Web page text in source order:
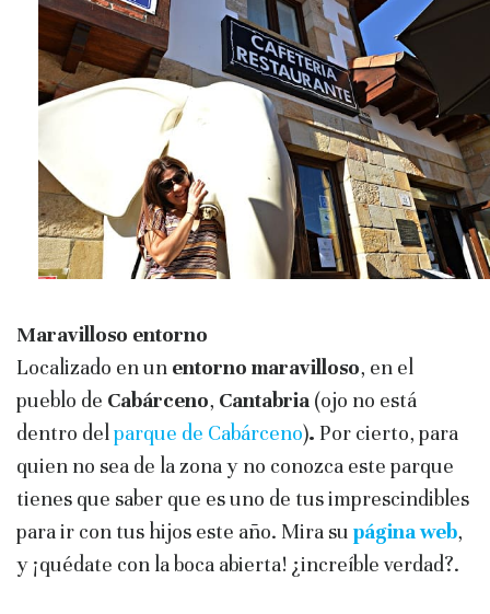
Maravilloso entorno
Localizado en un entorno maravilloso, en el
pueblo de Cabárceno, Cantabria (ojo no está
dentro delparque de Cabárceno). Por cierto, para
quien no sea de la zona y no conozca este parque
tienes que saber que es uno de tus imprescindibles
para ir con tus hijos este año. Mira su página web,
y ¡quédate con la boca abierta! ¿increíble verdad?.